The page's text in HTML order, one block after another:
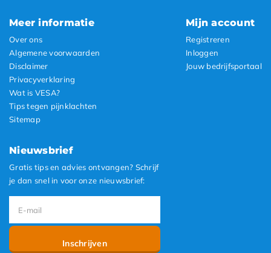
Meer informatie
Over ons
Algemene voorwaarden
Disclaimer
Privacyverklaring
Wat is VESA?
Tips tegen pijnklachten
Sitemap
Mijn account
Registreren
Inloggen
Jouw bedrijfsportaal
Nieuwsbrief
Gratis tips en advies ontvangen? Schrijf
je dan snel in voor onze nieuwsbrief:
Inschrijven